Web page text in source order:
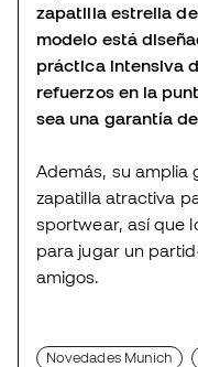
zapatilla estrella
modelo está
práctica intensiva
refuerzos en la
sea una garantía
Además, su amplia
zapatilla atractiva
sportwear, así que
para jugar un
amigos.
Novedades Munich